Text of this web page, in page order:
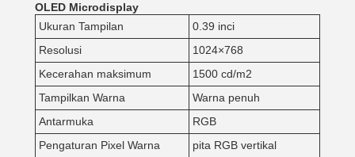
OLED Microdisplay
Ukuran Tampilan
0.39 inci
Resolusi
1024×768
Kecerahan maksimum
1500 cd/m2
Tampilkan Warna
Warna penuh
Antarmuka
RGB
Pengaturan Pixel Warna
pita RGB vertikal